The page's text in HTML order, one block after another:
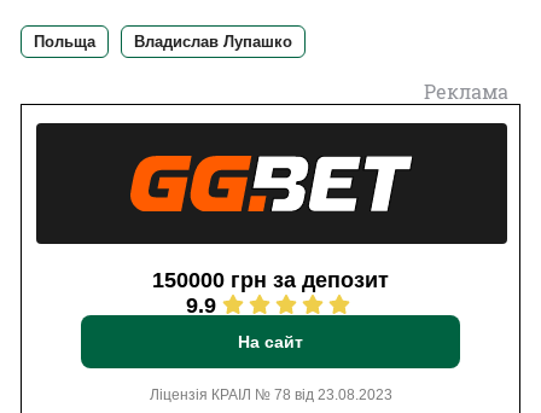
Польща Владислав Лупашко
Реклама
150000 грн за депозит
9.9
На сайт
Ліцензія КРАІЛ № 78 від 23.08.2023